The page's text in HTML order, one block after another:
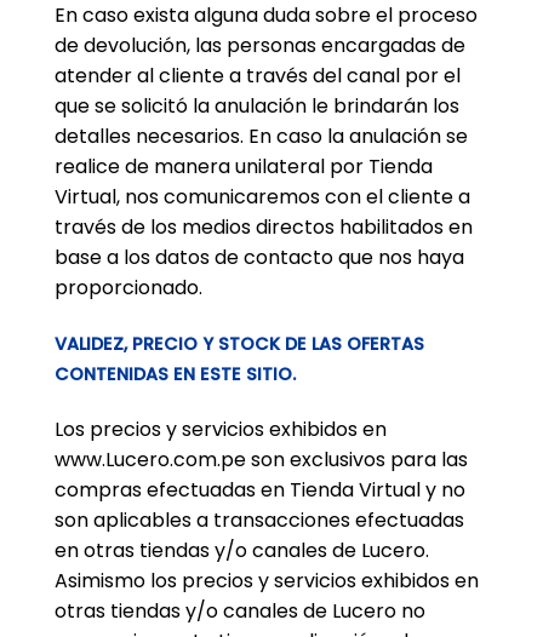
En caso exista alguna duda sobre el proceso
de devolución, las personas encargadas de
atender al cliente a través del canal por el
que se solicitó la anulación le brindarán los
detalles necesarios. En caso la anulación se
realice de manera unilateral por Tienda
Virtual, nos comunicaremos con el cliente a
través de los medios directos habilitados en
base a los datos de contacto que nos haya
proporcionado.
VALIDEZ, PRECIO Y STOCK DE LAS OFERTAS
CONTENIDAS EN ESTE SITIO.
Los precios y servicios exhibidos en
www.Lucero.com.pe son exclusivos para las
compras efectuadas en Tienda Virtual y no
son aplicables a transacciones efectuadas
en otras tiendas y/o canales de Lucero.
Asimismo los precios y servicios exhibidos en
otras tiendas y/o canales de Lucero no